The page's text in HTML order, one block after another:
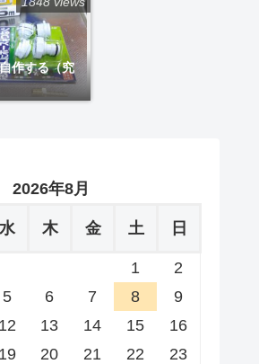
作する（究
2026年8月
水 木 金 土 日
1
2
5 6 7 8
9
12 13 14 15
16
19 20 21 22
23